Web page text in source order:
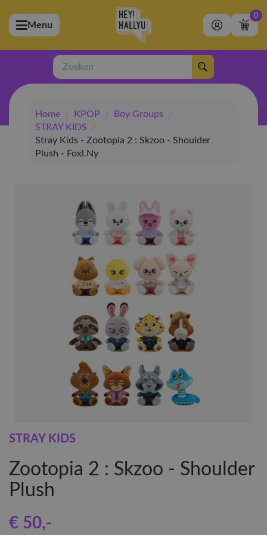
(Artiesten)
(Merchandise)
(Exclusive)
(Winkel)
Menu
0
Zoeken
Home / KPOP / Boy Groups
/
STRAY KIDS
/
Stray Kids - Zootopia 2 : Skzoo - Shoulder
Plush - Foxl.Ny
STRAY KIDS
Zootopia 2 : Skzoo - Shoulder
Plush
€ 50,-